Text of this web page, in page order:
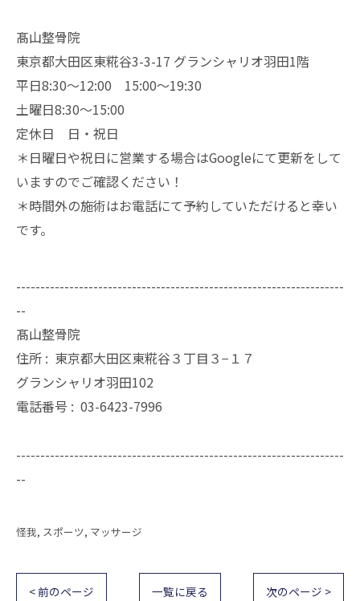
髙山整骨院
東京都大田区東糀谷3-3-17 グランシャリオ羽田1階
平日8:30～12:00 15:00～19:30
土曜日8:30～15:00
定休日 日・祝日
＊日曜日や祝日に営業する場合はGoogleにて更新をして
いますのでご確認ください！
＊時間外の施術はお電話にて予約していただけると幸い
です。
--------------------------------------------------------------------
--
髙山整骨院
住所 : 東京都大田区東糀谷３丁目３−１７
グランシャリオ羽田102
電話番号 : 03-6423-7996
--------------------------------------------------------------------
--
怪我 スポーツ マッサージ
< 前のページ 一覧に戻る 次のページ >